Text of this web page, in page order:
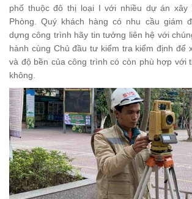
phố thuộc đô thị loại I với nhiều dự án xây
Phòng. Quý khách hàng có nhu cầu giám
dựng công trình hãy tin tưởng liên hệ với
hành cùng Chủ đầu tư kiểm tra kiểm định để
và độ bền của công trình có còn phù hợp với
không.